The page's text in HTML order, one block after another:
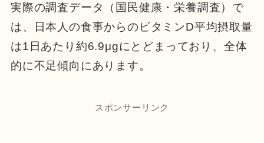
実際の調査データ（国民健康・栄養調査）で
は、日本人の食事からのビタミンD平均摂取量
は1日あたり約6.9μgにとどまっており、全体
的に不足傾向にあります。
スポンサーリンク